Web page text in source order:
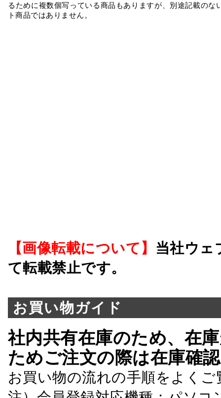
るために複数個写っている商品もありますが、別途記載のな
ト商品ではありません。
【画像転載について】 当社ウェ
て転載禁止です。
お買い物ガイド
社内共有在庫のため、在
ためご注文の際は在庫確
お買い物の流れの手順をよくご